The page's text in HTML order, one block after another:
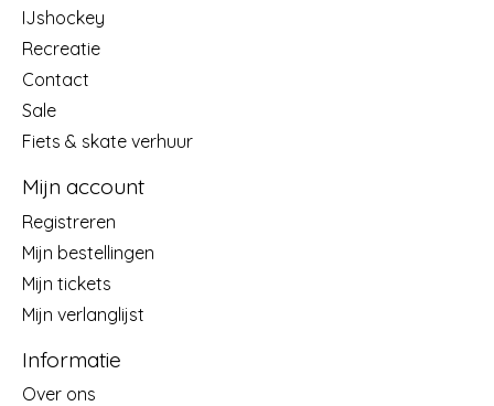
IJshockey
Recreatie
Contact
Sale
Fiets & skate verhuur
Mijn account
Registreren
Mijn bestellingen
Mijn tickets
Mijn verlanglijst
Informatie
Over ons